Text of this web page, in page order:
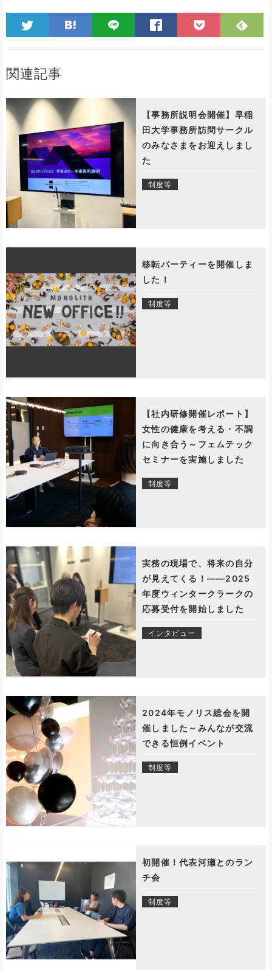
関連記事
【事務所説明会開催】早稲
田大学事務所訪問サークル
のみなさまをお迎えしまし
た
制度等
移転パーティーを開催しま
した！
制度等
【社内研修開催レポート】
女性の健康を考える・不調
に向き合う～フェムテック
セミナーを実施しました
制度等
実務の現場で、将来の自分
が見えてくる！――2025
年度ウィンタークラークの
応募受付を開始しました
インタビュー
2024年モノリス総会を開
催しました～みんなが交流
できる恒例イベント
制度等
初開催！代表河瀬とのラン
チ会
制度等